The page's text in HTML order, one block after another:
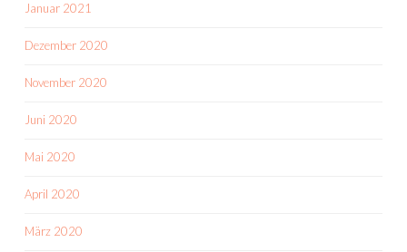
Januar 2021
Dezember 2020
November 2020
Juni 2020
Mai 2020
April 2020
März 2020